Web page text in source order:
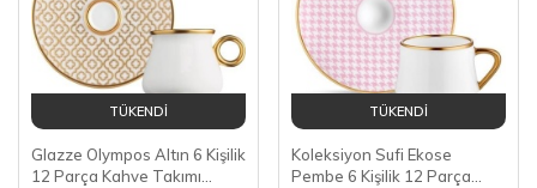
TÜKENDİ
Glazze Olympos Altın 6 Kişilik
12 Parça Kahve Takımı
TÜKENDİ
Koleksiyon Sufi Ekose
Pembe 6 Kişilik 12 Parça